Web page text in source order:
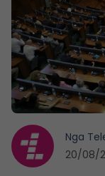
Nga
20/08/